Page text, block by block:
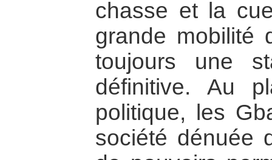
chasse et la
grande mobilité
toujours une
définitive. Au
politique, les
société dénuée